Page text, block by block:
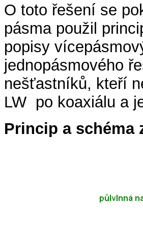
O toto řešení se
pásma použil
popisy
jednopásmového
nešťastníků, kteří
LW po koaxiálu a
Princip a schéma